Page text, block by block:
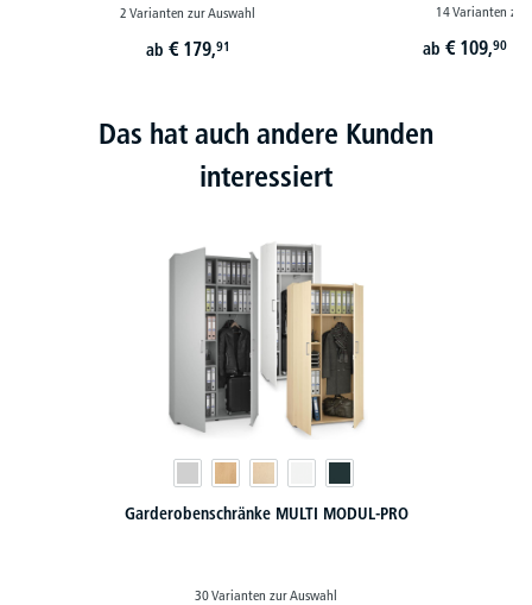
2 Varianten zur Auswahl
ab € 179,91
14 Varianten zur
ab € 109,90
Das hat auch andere Kunden
interessiert
Garderobenschränke MULTI MODUL-PRO
30 Varianten zur Auswahl